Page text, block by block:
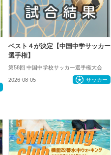
ベスト４が決定【中国中学サッカー
選手権】
第58回 中国中学校サッカー選手権大会
2026-08-05 サッカー